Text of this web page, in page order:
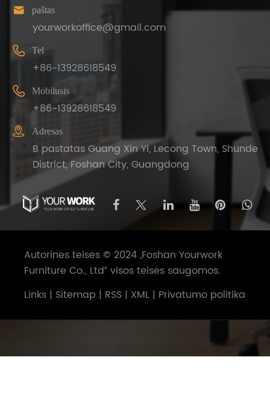
 paštas
yourworkoffice@gmail.com
 Tel
+86-13928618549
 Mobilusis
+86-13928618549
 Adresas
B pastatas Guang Xin Yi, Lecong Town, Shunde
District, Foshan City, Guangdong
Autorinės teisės © 2024 „Foshan Yourwork
Furniture Co., Ltd“ visos teisės saugomos.
Links | Sitemap | RSS | XML | Privatumo politika